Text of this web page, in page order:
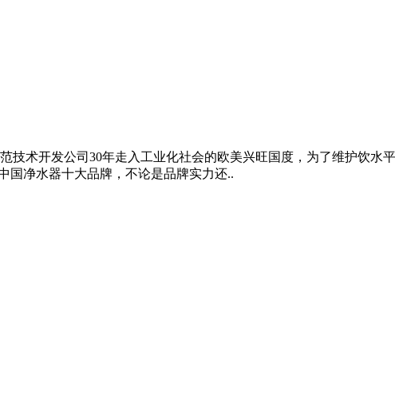
技术开发公司30年走入工业化社会的欧美兴旺国度，为了维护饮水
国净水器十大品牌，不论是品牌实力还..